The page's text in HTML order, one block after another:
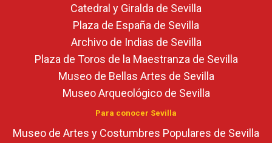
Catedral y Giralda de Sevilla
Plaza de España de Sevilla
Archivo de Indias de Sevilla
Plaza de Toros de la Maestranza de Sevilla
Museo de Bellas Artes de Sevilla
Museo Arqueológico de Sevilla
Para conocer Sevilla
Museo de Artes y Costumbres Populares de Sevilla